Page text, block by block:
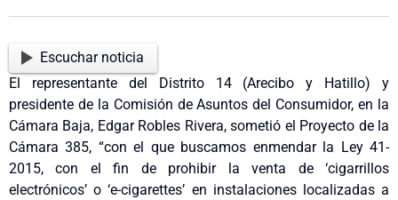
Escuchar noticia
El representante del Distrito 14 (Arecibo y Hatillo) y
presidente de la Comisión de Asuntos del Consumidor, en la
Cámara Baja, Edgar Robles Rivera, sometió el Proyecto de la
Cámara 385, “con el que buscamos enmendar la Ley 41-
2015, con el fin de prohibir la venta de ‘cigarrillos
electrónicos’ o ‘e-cigarettes’ en instalaciones localizadas a